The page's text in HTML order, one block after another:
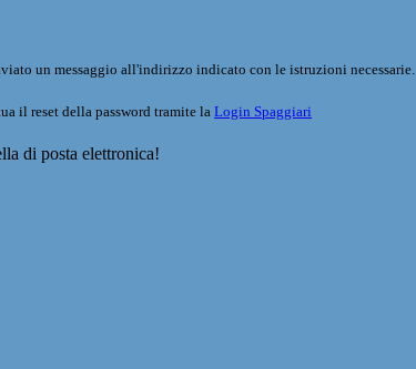
un messaggio all'indirizzo indicato con le istruzioni necessarie.
il reset della password tramite la Login Spaggiari
di posta elettronica!